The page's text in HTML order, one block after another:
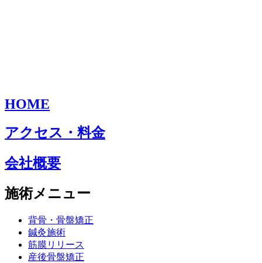
HOME
アクセス・料金
会社概要
施術メニュー
背骨・骨盤矯正
鍼灸施術
筋膜リリース
産後骨盤矯正